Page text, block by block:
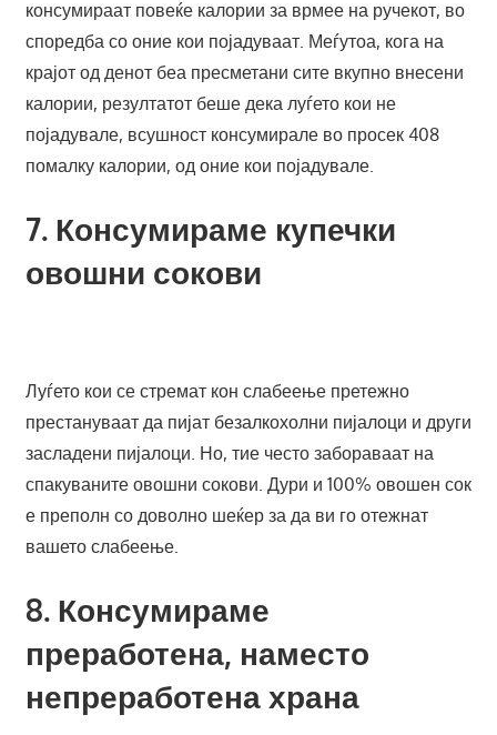
консумираат повеќе калории за врмее на ручекот, во
споредба со оние кои појадуваат. Меѓутоа, кога на
крајот од денот беа пресметани сите вкупно внесени
калории, резултатот беше дека луѓето кои не
појадувале, всушност консумирале во просек 408
помалку калории, од оние кои појадувале.
7. Консумираме купечки
овошни сокови
Луѓето кои се стремат кон слабеење претежно
престануваат да пијат безалкохолни пијалоци и други
засладени пијалоци. Но, тие често забораваат на
спакуваните овошни сокови. Дури и 100% овошен сок
е преполн со доволно шеќер за да ви го отежнат
вашето слабеење.
8. Консумираме
преработена, наместо
непреработена храна